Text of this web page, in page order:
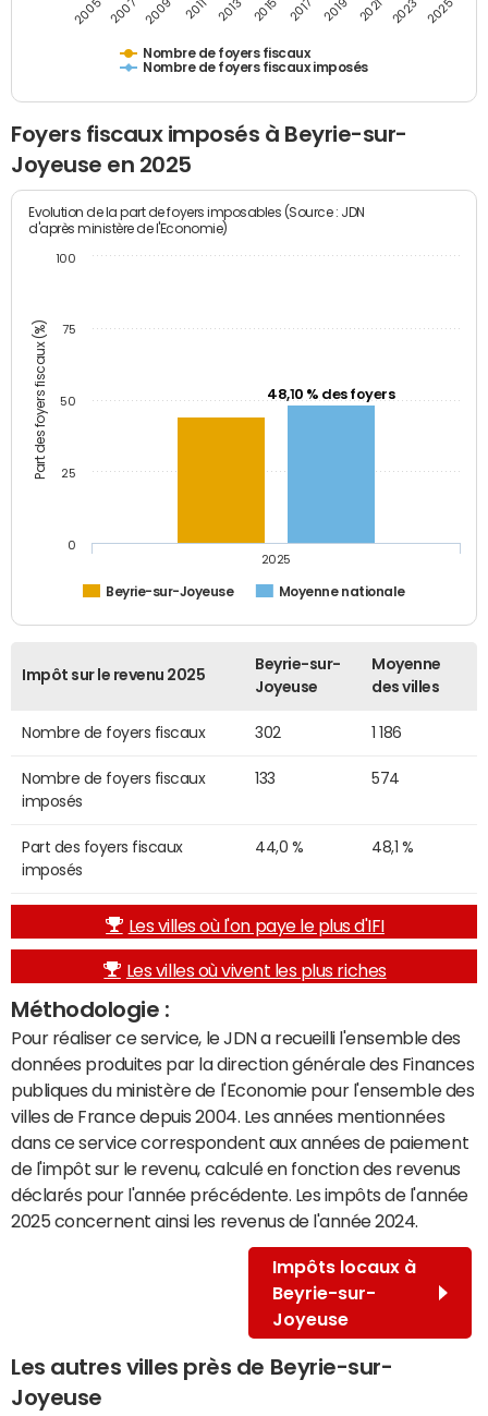
Nombre de foyers fiscaux
Nombre de foyers fiscaux imposés
2005 2007 2009 2011 2013 2015 2017 2019 2021 2023 2025
Foyers fiscaux imposés à Beyrie-sur-
Joyeuse en 2025
Part des foyers fiscaux (%)
Evolution de la part de foyers imposables (Source : JDN
d'après ministère de l'Economie)
48,10 % des foyers
Beyrie-sur-Joyeuse Moyenne nationale
2025
0
25
50
75
100
Impôt sur le revenu 2025
Beyrie-sur-
Joyeuse
Moyenne
des villes
Nombre de foyers fiscaux 302 1 186
Nombre de foyers fiscaux
imposés
133 574
Part des foyers fiscaux
imposés
44,0 % 48,1 %
Les villes où l'on paye le plus d'IFI
Les villes où vivent les plus riches
Méthodologie :
Pour réaliser ce service, le JDN a recueilli l'ensemble des
données produites par la direction générale des Finances
publiques du ministère de l'Economie pour l'ensemble des
villes de France depuis 2004. Les années mentionnées
dans ce service correspondent aux années de paiement
de l'impôt sur le revenu, calculé en fonction des revenus
déclarés pour l'année précédente. Les impôts de l'année
2025 concernent ainsi les revenus de l'année 2024.
Impôts locaux à
Beyrie-sur-
Joyeuse
Les autres villes près de Beyrie-sur-
Joyeuse